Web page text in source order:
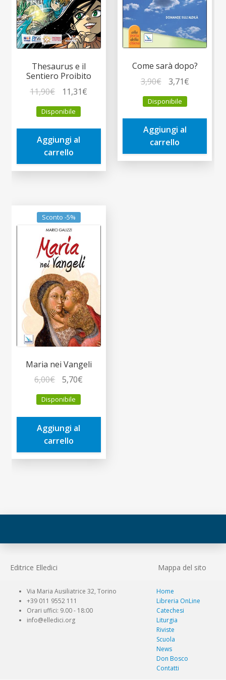
Thesaurus e il
Sentiero Proibito
11,90€
prezzo
originale
era:
11,90€.
11,31€
è:
Disponibile
Aggiungi al
carrello
Come sarà dopo?
3,90€
prezzo
originale
era:
3,90€.
3,71€Il
è:
Disponibile
Aggiungi al
carrello
Sconto -5%
Maria nei Vangeli
6,00€
prezzo
originale
era:
6,00€.
5,70€
è:
Disponibile
Aggiungi al
carrello
Editrice Elledici Mappa del sito
Via Maria Ausiliatrice 32, Torino
+39 011 9552 111
Orari uffici: 9.00 - 18:00
info@elledici.org
Home
Libreria OnLine
Catechesi
Liturgia
Riviste
Scuola
News
Don Bosco
Contatti